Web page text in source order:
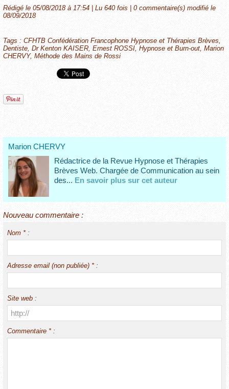
Rédigé le 05/08/2018 à 17:54 | Lu 640 fois | 0commentaire(s) modifié le
08/09/2018
Tags : CFHTB Confédération Francophone Hypnose et Thérapies Brèves,
Dentiste, Dr Kenton KAISER, Ernest ROSSI, Hypnose et Burn-out, Marion
CHERVY, Méthode des Mains de Rossi
Marion CHERVY
Rédactrice de la Revue Hypnose et Thérapies
Brèves Web. Chargée de Communication au sein
des... En savoir plus sur cet auteur
Nouveau commentaire :
Nom * :
Adresse email (non publiée) * :
Site web :
Commentaire * :